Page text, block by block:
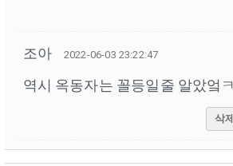
조아 2022-06-03 23:22:47
역시 옥동자는 꼴등일줄 알았엌ㅋ
삭제